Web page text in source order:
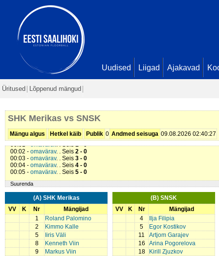
Uudised Liigad Ajakavad
Üritused Lõppenud mängud
SHK Merikas vs SNSK
Mängu algus Hetkel käib Publik 0 Andmed seisuga 09.08.2026 02:40:27
00:01 -omavärav. . Seis1 - 0
00:02 - omavärav. . Seis 2 - 0
00:03 - omavärav. . Seis 3 - 0
00:04 - omavärav. . Seis 4 - 0
00:05 - omavärav. . Seis 5 - 0
Suurenda
(A) SHK Merikas
VV
K Nr
Mängijad
1
Roland Palomino
2
Kimmo Kalle
5
Iiris Väli
8
Kenneth Viin
9
Markus Viin
(B) SNSK
VV
K Nr
Mängijad
4
Ilja Filipia
5
Egor Kostikov
11
Artjom Garajev
16
Arina Pogorelova
18
Kirill Zjuzkov